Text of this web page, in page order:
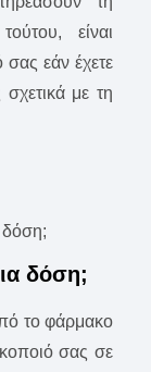
είναι
σας εάν έχετε
με τη
δόση;
το φάρμακο
σας σε